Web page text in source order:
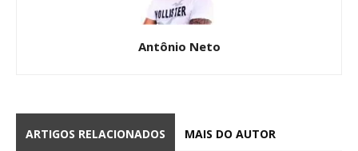
Antônio Neto
ARTIGOS RELACIONADOS MAIS DO AUTOR